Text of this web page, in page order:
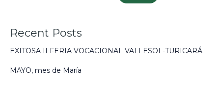
Recent Posts
EXITOSA II FERIA VOCACIONAL VALLESOL-TURICARÁ
MAYO, mes de María